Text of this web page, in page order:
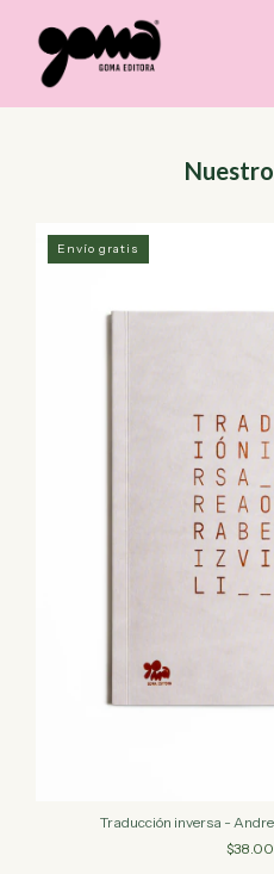
Envío gratis
Traducción inversa -